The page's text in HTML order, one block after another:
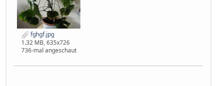
fghgf.jpg
1.32 MB, 635x726
736-mal angeschaut